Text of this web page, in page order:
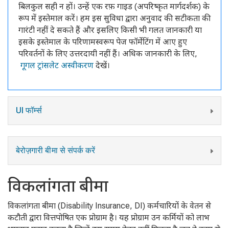
बिलकुल सही न हों। उन्हें एक रफ़ गाइड (अपरिष्कृत मार्गदर्शक) के
रूप में इस्तेमाल करें। हम इस सुविधा द्वारा अनुवाद की सटीकता की
गारंटी नहीं दे सकते हैं और इसलिए किसी भी गलत जानकारी या
इसके इस्तेमाल के परिणामस्वरूप पेज फॉर्मेटिंग में आए हुए
परिवर्तनों के लिए उत्तरदायी नहीं हैं। अधिक जानकारी के लिए,
गूगल ट्रांसलेट अस्वीकरण देखें।
UI फॉर्म्स
बेरोज़गारी बीमा से संपर्क करें
विकलांगता बीमा
विकलांगता बीमा (Disability Insurance, DI) कर्मचारियों के वेतन से
कटौती द्वारा वित्तपोषित एक प्रोग्राम है। यह प्रोग्राम उन कर्मियों को लाभ